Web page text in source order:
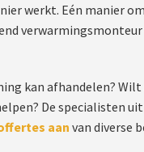
werkt. Eén manier
kan afhandelen?
De specialisten
aan van diverse